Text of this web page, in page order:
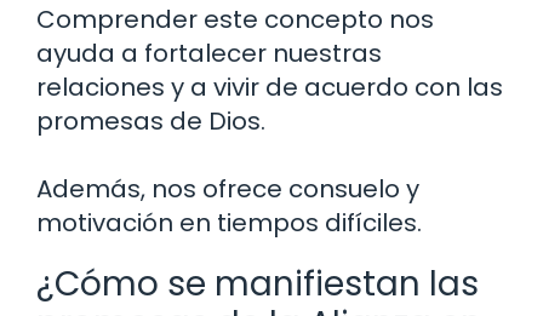
Comprender este concepto nos
ayuda a fortalecer nuestras
relaciones y a vivir de acuerdo con las
promesas de Dios.
Además, nos ofrece consuelo y
motivación en tiempos difíciles.
¿Cómo se manifiestan las